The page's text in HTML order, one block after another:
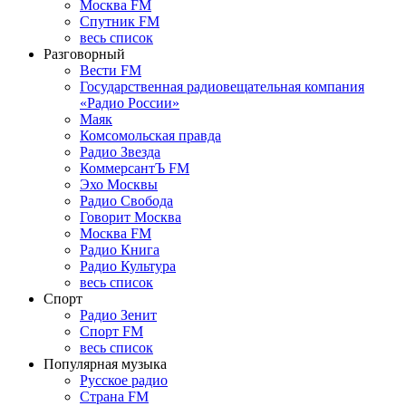
Москва FM
Спутник FM
весь список
Разговорный
Вести FM
Государственная радиовещательная компания
«Радио России»
Маяк
Комсомольская правда
Радио Звезда
КоммерсантЪ FM
Эхо Москвы
Радио Свобода
Говорит Москва
Москва FM
Радио Книга
Радио Культура
весь список
Спорт
Радио Зенит
Спорт FM
весь список
Популярная музыка
Русское радио
Страна FM